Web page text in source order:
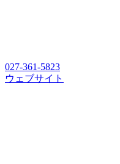
027-361-5823
ウェブサイト